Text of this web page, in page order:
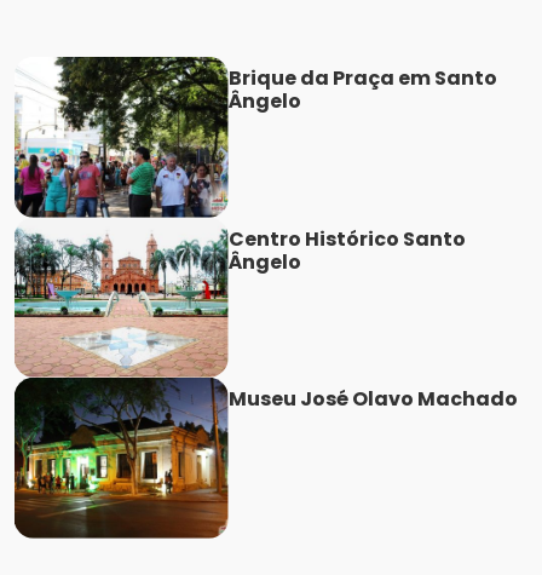
Brique da Praça em Santo
Ângelo
Centro Histórico Santo
Ângelo
Museu José Olavo Machado